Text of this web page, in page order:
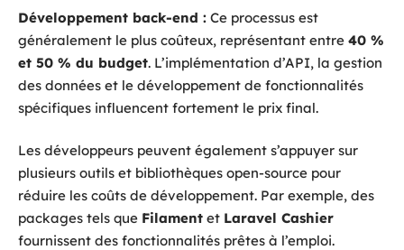
Développement back-end : Ce processus est
généralement le plus coûteux, représentant entre 40 %
et 50 % du budget. L’implémentation d’API, la gestion
des données et le développement de fonctionnalités
spécifiques influencent fortement le prix final.
Les développeurs peuvent également s’appuyer sur
plusieurs outils et bibliothèques open-source pour
réduire les coûts de développement. Par exemple, des
packages tels que Filament et Laravel Cashier
fournissent des fonctionnalités prêtes à l’emploi.